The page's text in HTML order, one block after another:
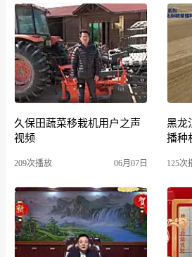
久保田蔬菜移栽机用户之声
视频
209次播放 06月07日
黑龙
播种
125次